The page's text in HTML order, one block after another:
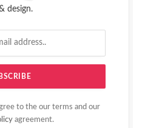
design.
to the our terms and our
agreement.